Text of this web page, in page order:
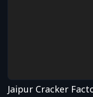
Jaipur Cracker